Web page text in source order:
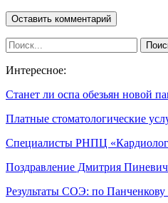
Интересное:
Станет ли оспа обезьян новой
Платные стоматологические
Специалисты РНПЦ
Поздравление Дмитрия
Результаты СОЭ: по Панченкову